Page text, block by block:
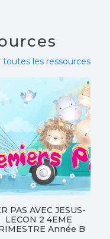
toutes les ressources
PAS AVEC JESUS-
LECON 2 4EME
Année B